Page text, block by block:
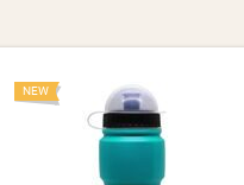
NEW